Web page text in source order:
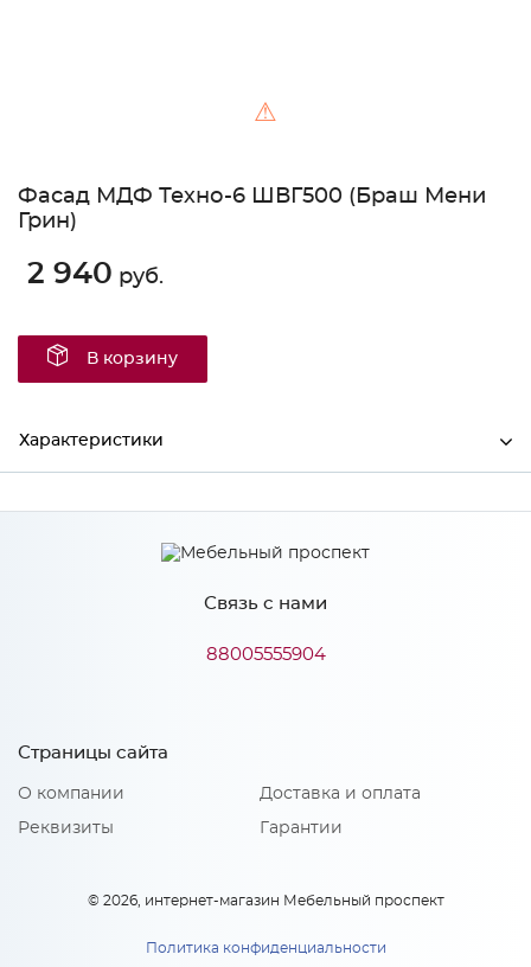
⚠
Фасад МДФ Техно-6 ШВГ500 (Браш Мени
Грин)
2 940 руб.
В корзину
Характеристики
Производитель МиФ
Связь с нами
88005555904
Страницы сайта
О компании
Реквизиты
Доставка и оплата
Гарантии
© 2026, интернет-магазин Мебельный проспект
Политика конфиденциальности